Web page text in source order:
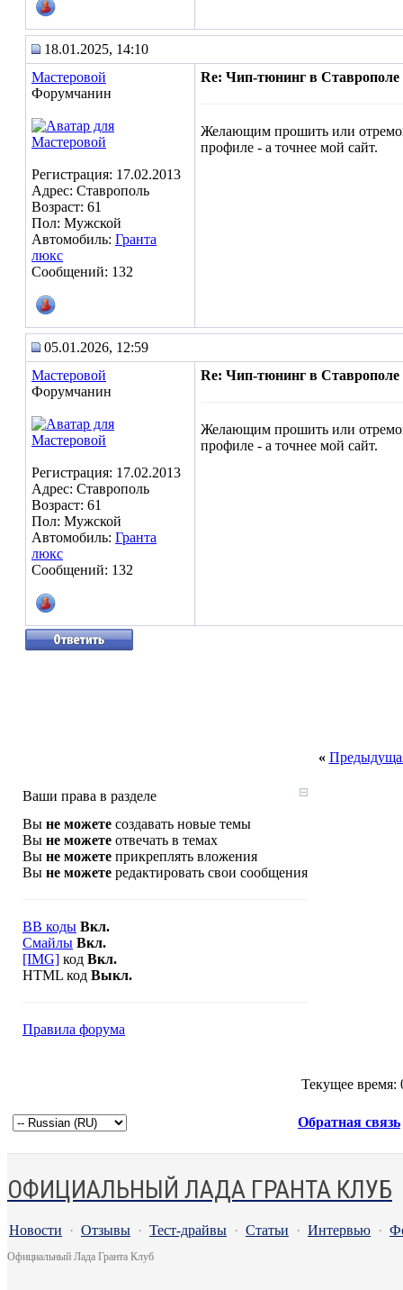
18.01.2025, 14:10
Мастеровой
Форумчанин
Регистрация: 17.02.2013
Адрес: Ставрополь
Возраст: 61
Пол: Мужской
Автомобиль: Гранта
люкс
Сообщений: 132
Re: Чип-тюнинг в Ставрополе
Желающим прошить или
профиле - а точнее мой сайт.
05.01.2026, 12:59
Мастеровой
Форумчанин
Регистрация: 17.02.2013
Адрес: Ставрополь
Возраст: 61
Пол: Мужской
Автомобиль: Гранта
люкс
Сообщений: 132
Re: Чип-тюнинг в Ставрополе
Желающим прошить или
профиле - а точнее мой сайт.
«
Ваши права в разделе
Вы не можете создавать новые темы
Вы не можете отвечать в темах
Вы не можете прикреплять вложения
Вы не можете редактировать свои сообщения
BB коды Вкл.
Смайлы Вкл.
[IMG] код Вкл.
HTML код Выкл.
Правила форума
Текущее время:
Обратная связь
ОФИЦИАЛЬНЫЙ ЛАДА ГРАНТА КЛУБ
Новости · Отзывы · Тест-драйвы · Статьи · Интервью ·
Официальный Лада Гранта Клуб